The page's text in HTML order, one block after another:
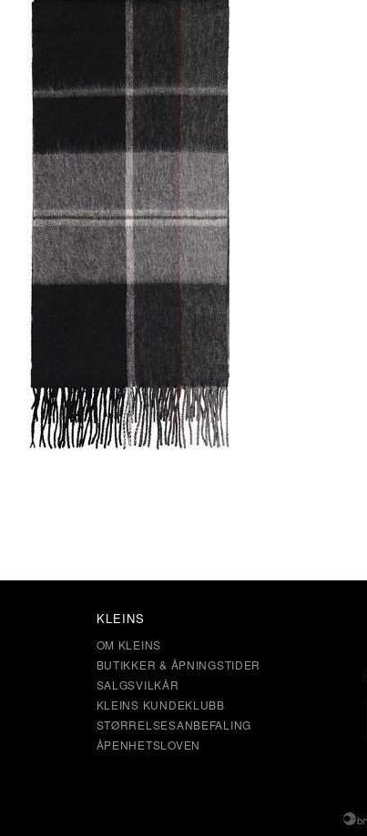
KLEINS
OM KLEINS
BUTIKKER & ÅPNINGSTIDER
SALGSVILKÅR
KLEINS KUNDEKLUBB
STØRRELSESANBEFALING
ÅPENHETSLOVEN